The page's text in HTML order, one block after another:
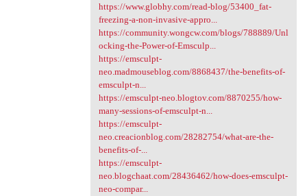
https://www.globhy.com/read-blog/53400_fat-
freezing-a-non-invasive-appro...
https://community.wongcw.com/blogs/788889/Unl
ocking-the-Power-of-Emsculp...
https://emsculpt-
neo.madmouseblog.com/8868437/the-benefits-of-
emsculpt-n...
https://emsculpt-neo.blogtov.com/8870255/how-
many-sessions-of-emsculpt-n...
https://emsculpt-
neo.creacionblog.com/28282754/what-are-the-
benefits-of-...
https://emsculpt-
neo.blogchaat.com/28436462/how-does-emsculpt-
neo-compar...